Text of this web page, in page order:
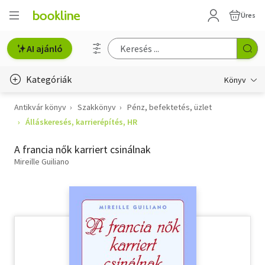
Üres
AI ajánló
Kategóriák Könyv
Életmód, egészség
Gyermek- és ifjúsági
Hobbi, szabadidő
Antikvár könyv Szakkönyv
Pénz, befektetés, üzlet
Álláskeresés, karrierépítés, HR
A francia nők karriert csinálnak
Mireille Guiliano